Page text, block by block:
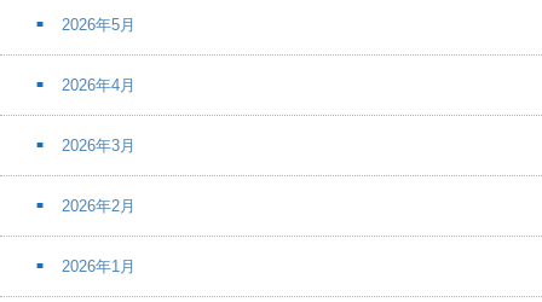
2026年5月
2026年4月
2026年3月
2026年2月
2026年1月